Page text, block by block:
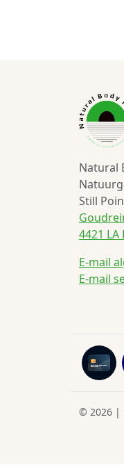
Natural
Still
4421 LA
E-mail
E-mail
© 2026 |